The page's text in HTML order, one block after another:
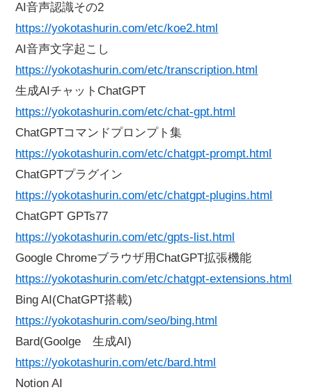
AI音声認識その2
https://yokotashurin.com/etc/koe2.html
AI音声文字起こし
https://yokotashurin.com/etc/transcription.html
生成AIチャットChatGPT
https://yokotashurin.com/etc/chat-gpt.html
ChatGPTコマンドプロンプト集
https://yokotashurin.com/etc/chatgpt-prompt.html
ChatGPTプラグイン
https://yokotashurin.com/etc/chatgpt-plugins.html
ChatGPT GPTs77
https://yokotashurin.com/etc/gpts-list.html
Google Chromeブラウザ用ChatGPT拡張機能
https://yokotashurin.com/etc/chatgpt-extensions.html
Bing AI(ChatGPT搭載)
https://yokotashurin.com/seo/bing.html
Bard(Goolge 生成AI)
https://yokotashurin.com/etc/bard.html
Notion AI